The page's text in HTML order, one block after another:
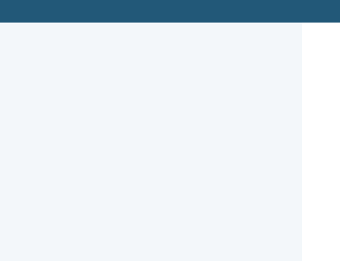
Gewasbescherming